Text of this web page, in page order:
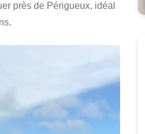
près de Périgueux, idéal